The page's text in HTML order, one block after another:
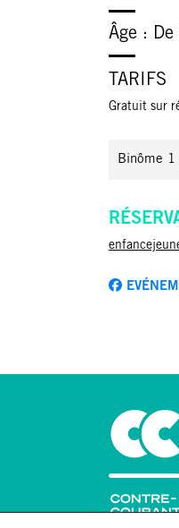
Âge :
TARIFS
Gratuit sur
Binôme